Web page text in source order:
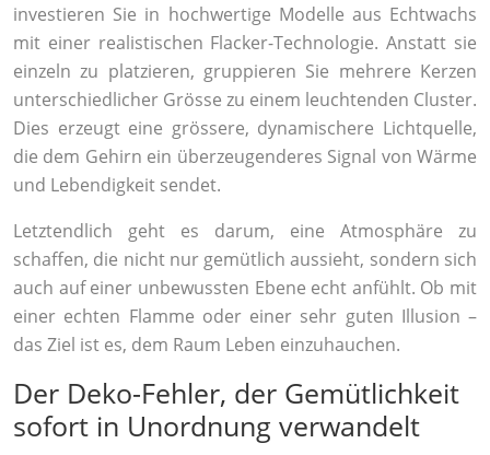
investieren Sie in hochwertige Modelle aus Echtwachs
mit einer realistischen Flacker-Technologie. Anstatt sie
einzeln zu platzieren, gruppieren Sie mehrere Kerzen
unterschiedlicher Grösse zu einem leuchtenden Cluster.
Dies erzeugt eine grössere, dynamischere Lichtquelle,
die dem Gehirn ein überzeugenderes Signal von Wärme
und Lebendigkeit sendet.
Letztendlich geht es darum, eine Atmosphäre zu
schaffen, die nicht nur gemütlich aussieht, sondern sich
auch auf einer unbewussten Ebene echt anfühlt. Ob mit
einer echten Flamme oder einer sehr guten Illusion –
das Ziel ist es, dem Raum Leben einzuhauchen.
Der Deko-Fehler, der Gemütlichkeit
sofort in Unordnung verwandelt